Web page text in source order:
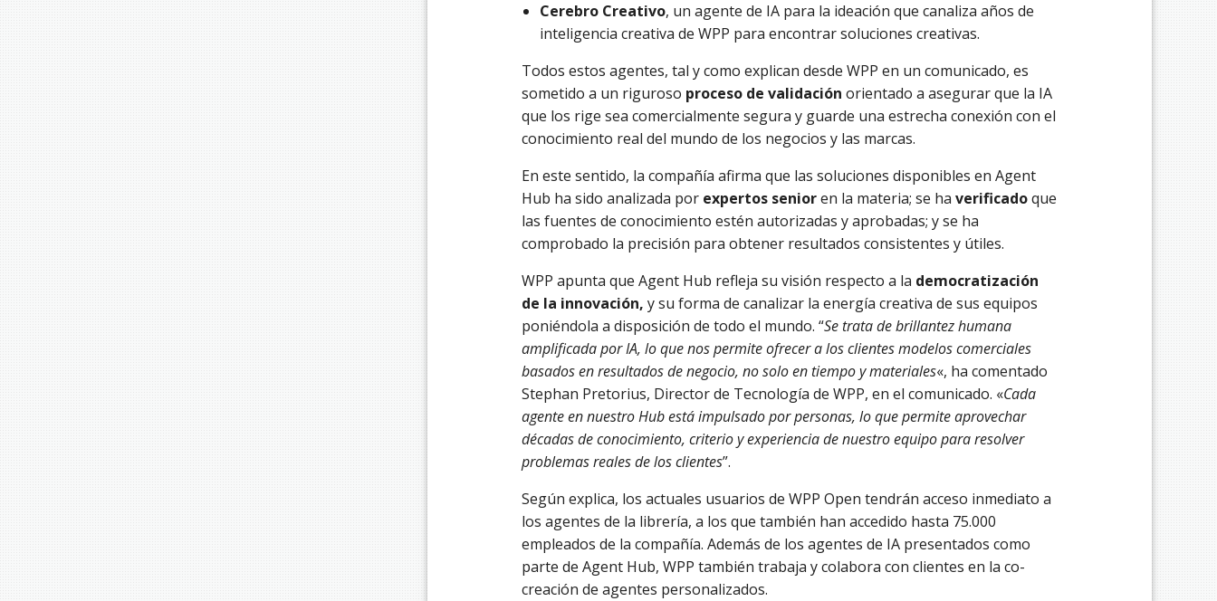
Cerebro Creativo, un agente de IA para la ideación que canaliza años de
inteligencia creativa de WPP para encontrar soluciones creativas.
Todos estos agentes, tal y como explican desde WPP en un comunicado, es
sometido a un riguroso proceso de validación orientado a asegurar que la IA
que los rige sea comercialmente segura y guarde una estrecha conexión con el
conocimiento real del mundo de los negocios y las marcas.
En este sentido, la compañía afirma que las soluciones disponibles en Agent
Hub ha sido analizada por expertos senioren la materia; se ha verificadoque
las fuentes de conocimiento estén autorizadas y aprobadas; y se ha
comprobado la precisión para obtener resultados consistentes y útiles.
WPP apunta que Agent Hub refleja su visión respecto a la democratización
de la innovación, y su forma de canalizar la energía creativa de sus equipos
poniéndola a disposición de todo el mundo. “Se trata de brillantez humana
amplificada por IA, lo que nos permite ofrecer a los clientes modelos comerciales
basados ​​en resultados de negocio, no solo en tiempo y materiales«, ha comentado
Stephan Pretorius, Director de Tecnología de WPP, en el comunicado. «Cada
agente en nuestro Hub está impulsado por personas, lo que permite aprovechar
décadas de conocimiento, criterio y experiencia de nuestro equipo para resolver
problemas reales de los clientes”.
Según explica, los actuales usuarios de WPP Open tendrán acceso inmediato a
los agentes de la librería, a los que también han accedido hasta 75.000
empleados de la compañía. Además de los agentes de IA presentados como
parte de Agent Hub, WPP también trabaja y colabora con clientes en la co-
creación de agentes personalizados.